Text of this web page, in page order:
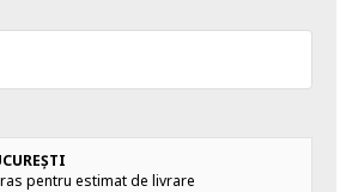
pentru estimat de livrare